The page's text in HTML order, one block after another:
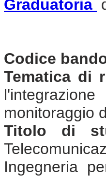
Graduatoria
Codice
Tematica di
monitoraggio
Titolo di
Ingegneria